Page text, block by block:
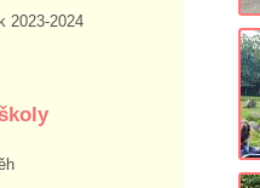
2023-2024